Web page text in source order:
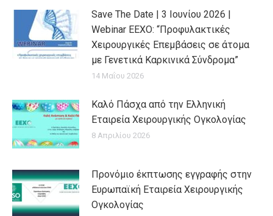
Save The Date | 3 Ιουνίου 2026 |
Webinar EEXO: “Προφυλακτικές
Χειρουργικές Επεμβάσεις σε άτομα
με Γενετικά Καρκινικά Σύνδρομα”
14 Μαΐου 2026
Καλό Πάσχα από την Ελληνική
Εταιρεία Χειρουργικής Ογκολογίας
8 Απριλίου 2026
Προνόμιο έκπτωσης εγγραφής στην
Ευρωπαϊκή Εταιρεία Χειρουργικής
Ογκολογίας